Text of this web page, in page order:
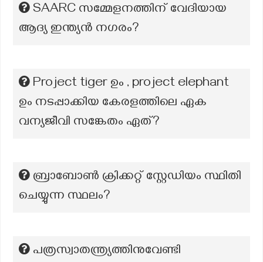
SAARC സമ്മേളനത്തിന് വേദിയായ
ആദ്യ ഇന്ത്യൻ നഗരം?
Project tiger ഉം , project elephant
ഉം നടപ്പാക്കിയ കേരളത്തിലെ ഏക
വന്യജീവി സങ്കേതം ഏത്?
ബ്രാബോൺ ക്രിക്കറ്റ് സ്റ്റേഡിയം സ്ഥിതി
ചെയ്യുന്ന സ്ഥലം?
പത്രസ്വാതന്ത്ര്യത്തിനുവേണ്ടി